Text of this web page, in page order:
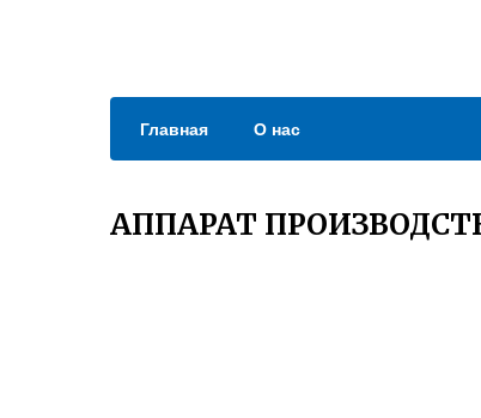
Главная О нас
АППАРАТ